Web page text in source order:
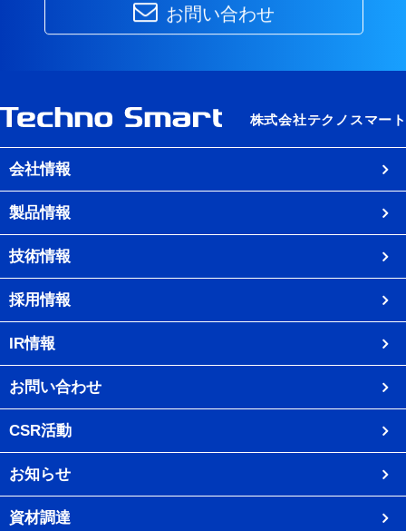
お問い合わせ
会社情報
製品情報
技術情報
採用情報
IR情報
お問い合わせ
CSR活動
お知らせ
資材調達